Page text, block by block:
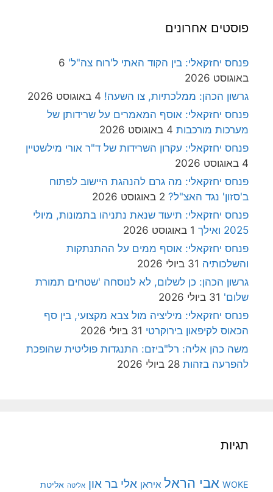
פוסטים אחרונים
פנחס יחזקאלי: בין הקוד האתי ל'רוח צה"ל' 6
באוגוסט 2026
גרשון הכהן: ממלכתיות, צו השעה! 4 באוגוסט 2026
פנחס יחזקאלי: אוסף המאמרים על שרידותן של
מערכות מורכבות 4 באוגוסט 2026
פנחס יחזקאלי: עקרון השרידות של ד"ר אורי מילשטיין
4 באוגוסט 2026
פנחס יחזקאלי: מה גרם להנהגת היישוב לפתוח
ב'סזון' נגד האצ"ל? 2 באוגוסט 2026
פנחס יחזקאלי: תיעוד שנאת נתניהו בתמונות, מיולי
2025 ואילך
1 באוגוסט 2026
פנחס יחזקאלי: אוסף ממים על ההתנתקות
והשלכותיה 31 ביולי 2026
גרשון הכהן: כן לשלום, לא לנוסחה 'שטחים תמורת
שלום' 31 ביולי 2026
פנחס יחזקאלי: מיליציה מול צבא מקצועי, בין סף
הכאוס לקיפאון בירוקרטי 31 ביולי 2026
משה כהן אליה: רל"ביזם: התנגדות פוליטית שהופכת
להפרעה בזהות 28 ביולי 2026
תגיות
WOKE אבי הראל איראן אלי בר און אליטה אליטת